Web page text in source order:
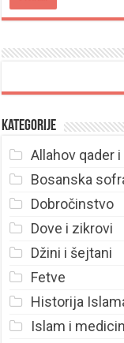
Kategorije
Allahov qader
Bosanska
Dobročinstvo
Dove i zikrovi
Džini i šejtani
Fetve
Historija
Islam i